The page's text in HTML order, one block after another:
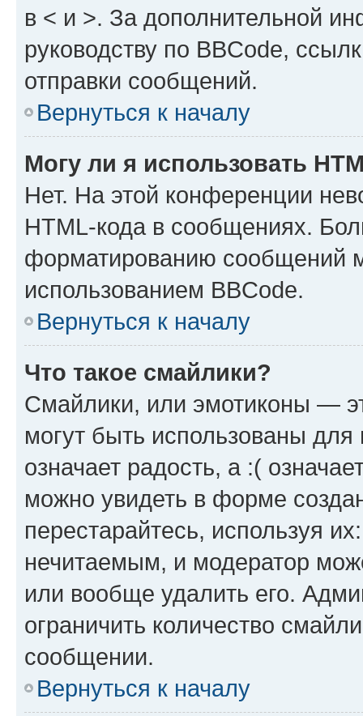
в < и >. За дополнительной
руководству по BBCode,
отправки сообщений.
Вернуться к началу
Могу ли я использовать
Нет. На этой конференции
HTML-кода в сообщениях.
форматированию сообщений
использованием BBCode.
Вернуться к началу
Что такое смайлики?
Смайлики, или эмотиконы —
могут быть использованы
означает радость, а :(
можно увидеть в форме
перестарайтесь, используя
нечитаемым, и модератор
или вообще удалить его.
ограничить количество
сообщении.
Вернуться к началу